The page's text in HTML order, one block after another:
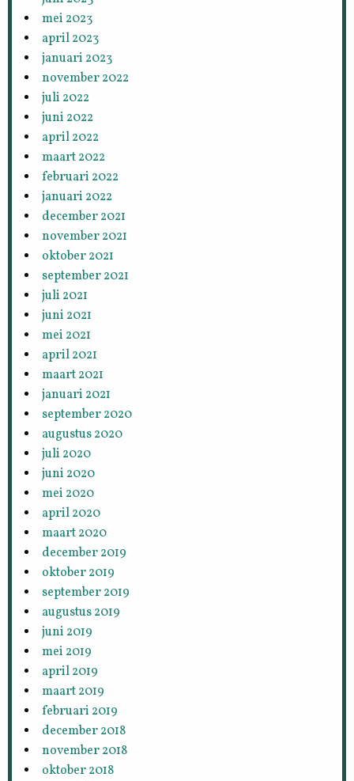
mei 2023
april 2023
januari 2023
november 2022
juli 2022
juni 2022
april 2022
maart 2022
februari 2022
januari 2022
december 2021
november 2021
oktober 2021
september 2021
juli 2021
juni 2021
mei 2021
april 2021
maart 2021
januari 2021
september 2020
augustus 2020
juli 2020
juni 2020
mei 2020
april 2020
maart 2020
december 2019
oktober 2019
september 2019
augustus 2019
juni 2019
mei 2019
april 2019
maart 2019
februari 2019
december 2018
november 2018
oktober 2018